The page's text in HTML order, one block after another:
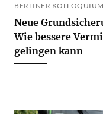
BERLINER
Neue
Wie bessere
gelingen kann